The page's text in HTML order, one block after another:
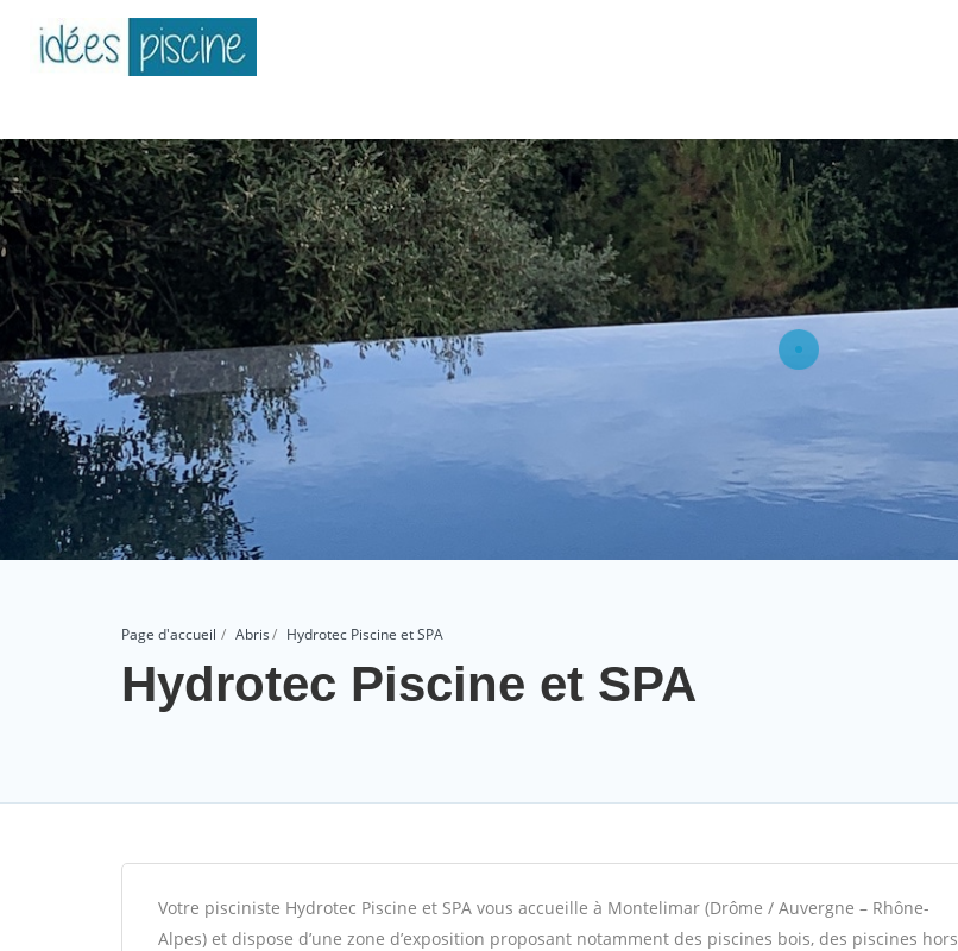
Page d'accueil Abris Hydrotec Piscine et SPA
Hydrotec Piscine et SPA
Votre pisciniste Hydrotec Piscine et SPA vous accueille à Montelimar (Drôme / Auvergne – Rhône-
Alpes) et dispose d’une zone d’exposition proposant notamment des piscines bois, des piscines hors